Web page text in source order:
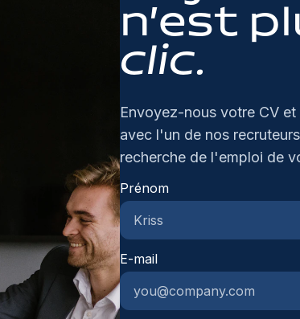
n’est
clic.
Envoyez-nous votre CV
avec l'un de nos
recherche de l'emploi de
Prénom
E-mail